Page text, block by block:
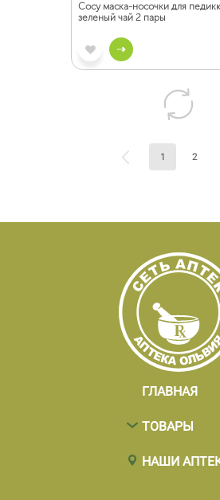
Сосу маска-носочки для
зеленый чай 2 пары
1 2
ГЛАВНАЯ
ТОВАРЫ
НАШИ